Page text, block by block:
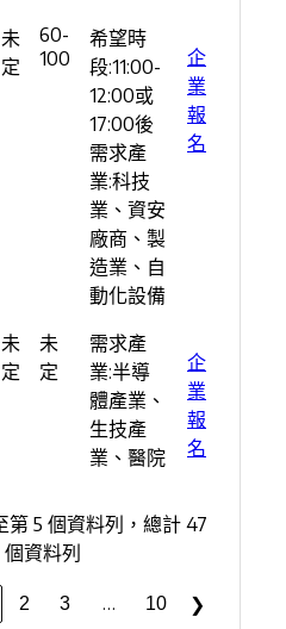
未
定
60-
100
希望時
段:11:00-
12:00或
17:00後
需求產
業:科技
業、資安
廠商、製
造業、自
動化設備
企
業
報
名
未
定
未
定
需求產
業:半導
體產業、
生技產
業、醫院
企
業
報
名
第 5 個資料列，總計 47
個資料列
2 3 … 10 ❯